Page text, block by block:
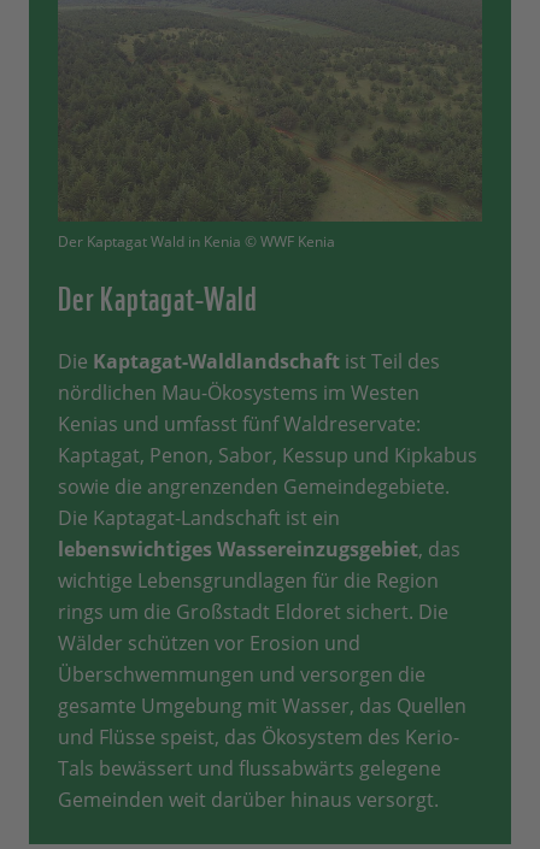
Der Kaptagat Wald in Kenia © WWF Kenia
Der Kaptagat-Wald
Die Kaptagat-Waldlandschaft ist Teil des
nördlichen Mau-Ökosystems im Westen
Kenias und umfasst fünf Waldreservate:
Kaptagat, Penon, Sabor, Kessup und Kipkabus
sowie die angrenzenden Gemeindegebiete.
Die Kaptagat-Landschaft ist ein
lebenswichtiges Wassereinzugsgebiet, das
wichtige Lebensgrundlagen für die Region
rings um die Großstadt Eldoret sichert. Die
Wälder schützen vor Erosion und
Überschwemmungen und versorgen die
gesamte Umgebung mit Wasser, das Quellen
und Flüsse speist, das Ökosystem des Kerio-
Tals bewässert und flussabwärts gelegene
Gemeinden weit darüber hinaus versorgt.